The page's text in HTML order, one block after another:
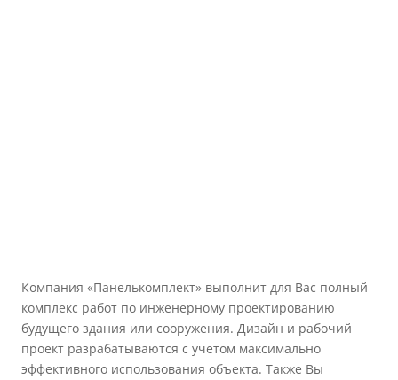
Компания «Панелькомплект» выполнит для Вас полный
комплекс работ по инженерному проектированию
будущего здания или сооружения. Дизайн и рабочий
проект разрабатываются с учетом максимально
эффективного использования объекта. Также Вы